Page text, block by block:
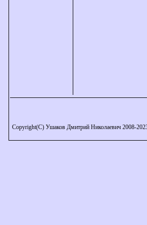
Copyright(C) Ушаков Дмитрий Николаевич 2008-